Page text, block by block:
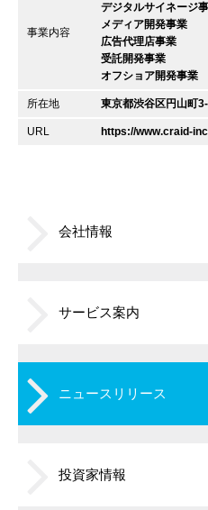
事業内容
デジタルサイネージ
メディア開発事業
広告代理店事業
受託開発事業
オフショア開発事業
所在地 東京都渋谷区円山町
URL https://www.craid-
会社情報
サービス案内
ニュースリリース
投資家情報